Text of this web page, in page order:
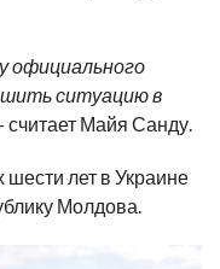
официального
ситуацию в
считает Майя Санду.
лет в Украине
Молдова.